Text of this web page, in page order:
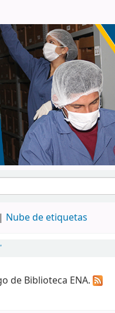
Nube de etiquetas
de Biblioteca ENA.